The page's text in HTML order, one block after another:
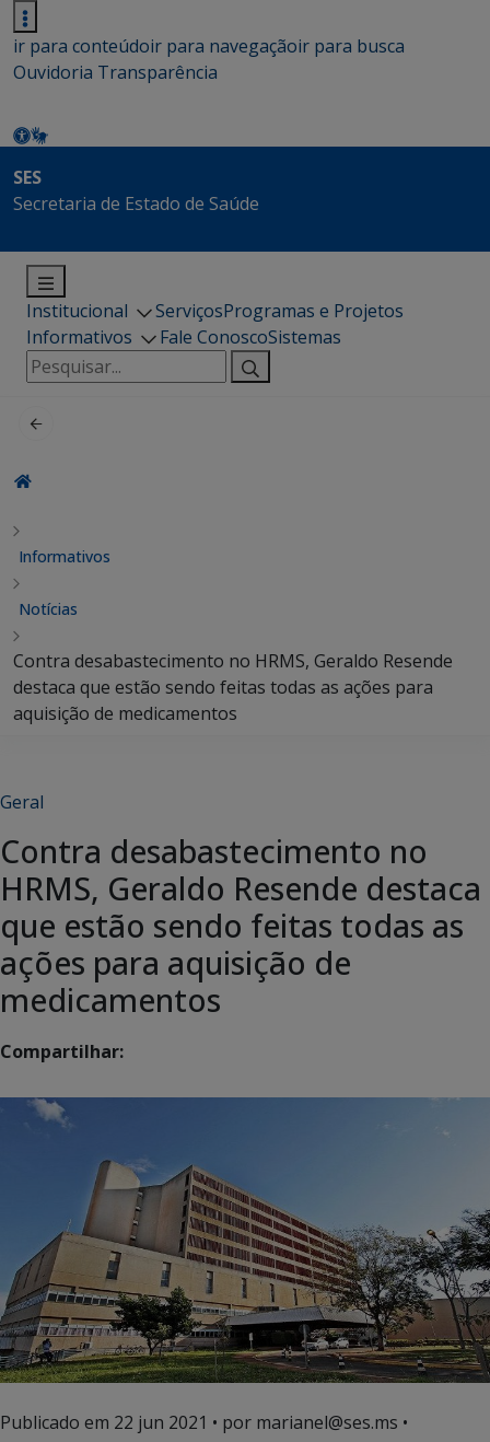
ir para conteúdoir para navegaçãoir para busca
Ouvidoria Transparência
SES
Secretaria de Estado de Saúde
Institucional ServiçosProgramas e Projetos
Informativos
Fale ConoscoSistemas
Pesquisar
por:
Informativos
Notícias
Contra desabastecimento no HRMS, Geraldo Resende
destaca que estão sendo feitas todas as ações para
aquisição de medicamentos
Geral
Contra desabastecimento no
HRMS, Geraldo Resende destaca
que estão sendo feitas todas as
ações para aquisição de
medicamentos
Compartilhar:
Publicado em 22 jun 2021 • por marianel@ses.ms •